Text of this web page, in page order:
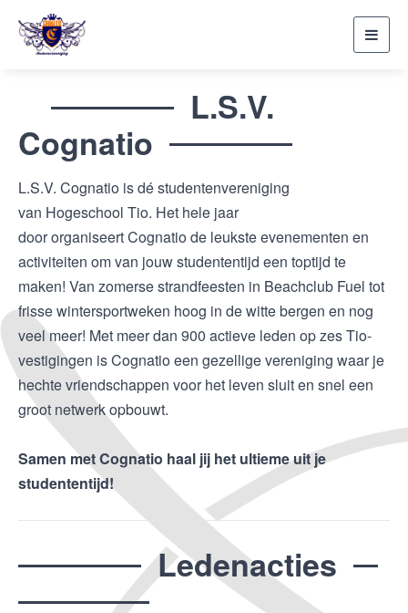
L.S.V.
Cognatio
L.S.V. Cognatio is dé studentenvereniging
van Hogeschool Tio. Het hele jaar
door organiseert Cognatio de leukste evenementen en
activiteiten om van jouw studententijd een toptijd te
maken! Van zomerse strandfeesten in Beachclub Fuel tot
frisse wintersportweken hoog in de witte bergen en nog
veel meer! Met meer dan 900 actieve leden op zes Tio-
vestigingen is Cognatio een gezellige vereniging waar je
hechte vriendschappen voor het leven sluit en snel een
groot netwerk opbouwt.
Samen met Cognatio haal jij het ultieme uit je
studententijd!
Ledenacties